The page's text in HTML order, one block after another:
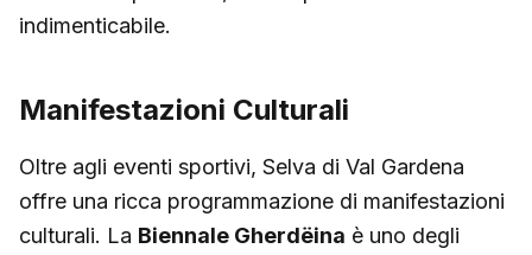
indimenticabile.
Manifestazioni Culturali
Oltre agli eventi sportivi, Selva di Val Gardena
offre una ricca programmazione di manifestazioni
culturali. La Biennale Gherdëina è uno degli